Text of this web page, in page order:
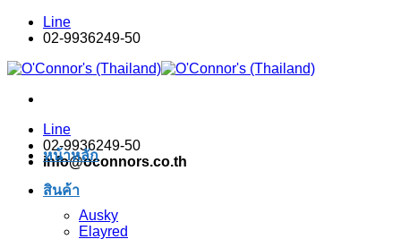
Skip
Line
02-9936249-50
Line
02-9936249-50
info@oconnors.co.th
หน้าหลัก
สินค้า
Ausky
Elayred